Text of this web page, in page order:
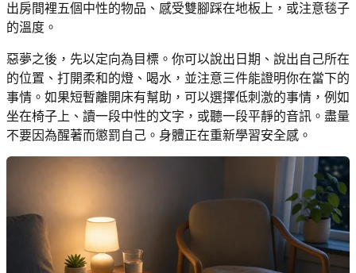
出房間裡五個中性的物品、感受雙腳踩在地板上，或注意毯子
的溫度。
惡夢之後，先以定向為目標。你可以說出日期、說出自己所在
的位置、打開柔和的燈、喝水，並注意三件能證明你在當下的
事情。如果短暫離開床有幫助，可以選擇低刺激的事情，例如
坐在椅子上、讀一段中性的文字，或聽一段平靜的音訊。盡量
不要因為醒著而懲罰自己。身體正在重新學習安全感。